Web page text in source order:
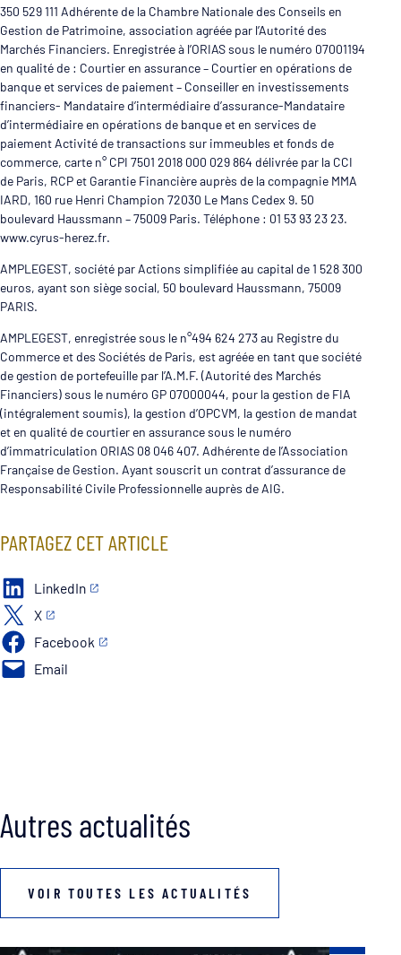
350 529 111 Adhérente de la Chambre Nationale des Conseils en
Gestion de Patrimoine, association agréée par l’Autorité des
Marchés Financiers. Enregistrée à l’ORIAS sous le numéro 07001194
en qualité de : Courtier en assurance – Courtier en opérations de
banque et services de paiement – Conseiller en investissements
financiers- Mandataire d’intermédiaire d’assurance-Mandataire
d’intermédiaire en opérations de banque et en services de
paiement Activité de transactions sur immeubles et fonds de
commerce, carte n° CPI 7501 2018 000 029 864 délivrée par la CCI
de Paris, RCP et Garantie Financière auprès de la compagnie MMA
IARD, 160 rue Henri Champion 72030 Le Mans Cedex 9. 50
boulevard Haussmann – 75009 Paris. Téléphone : 01 53 93 23 23.
www.cyrus-herez.fr.
AMPLEGEST, société par Actions simplifiée au capital de 1 528 300
euros, ayant son siège social, 50 boulevard Haussmann, 75009
PARIS.
AMPLEGEST, enregistrée sous le n°494 624 273 au Registre du
Commerce et des Sociétés de Paris, est agréée en tant que société
de gestion de portefeuille par l’A.M.F. (Autorité des Marchés
Financiers) sous le numéro GP 07000044, pour la gestion de FIA
(intégralement soumis), la gestion d’OPCVM, la gestion de mandat
et en qualité de courtier en assurance sous le numéro
d’immatriculation ORIAS 08 046 407. Adhérente de l’Association
Française de Gestion. Ayant souscrit un contrat d’assurance de
Responsabilité Civile Professionnelle auprès de AIG.
PARTAGEZ CET ARTICLE
LinkedIn
X
Facebook
Email
Autres actualités
VOIR TOUTES LES ACTUALITÉS